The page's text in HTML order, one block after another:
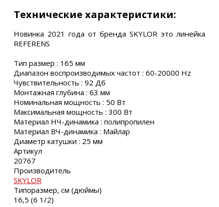
Технические характеристики:
Новинка 2021 года от бренда SKYLOR это линейка
REFERENS
Тип размер : 165 мм
Диапазон воспроизводимых частот : 60-20000 Hz
Чувствительность : 92 Дб
Монтажная глубина : 63 мм
Номинальная мощность : 50 Вт
Максимальная мощность : 300 Вт
Материал НЧ-динамика : полипропилен
Материал ВЧ-динамика : Майлар
Диаметр катушки : 25 мм
Артикул
20767
Производитель
SKYLOR
Типоразмер, см (дюймы)
16,5 (6 1/2)